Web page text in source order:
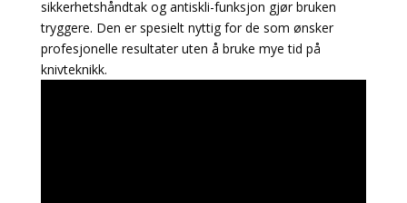
sikkerhetshåndtak og antiskli-funksjon gjør bruken
tryggere. Den er spesielt nyttig for de som ønsker
profesjonelle resultater uten å bruke mye tid på
knivteknikk.